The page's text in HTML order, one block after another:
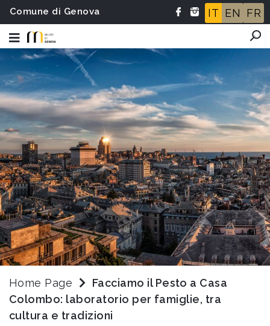
Comune di Genova IT EN FR
Home Page
Facciamo il Pesto a Casa
Colombo: laboratorio per famiglie, tra
cultura e tradizioni